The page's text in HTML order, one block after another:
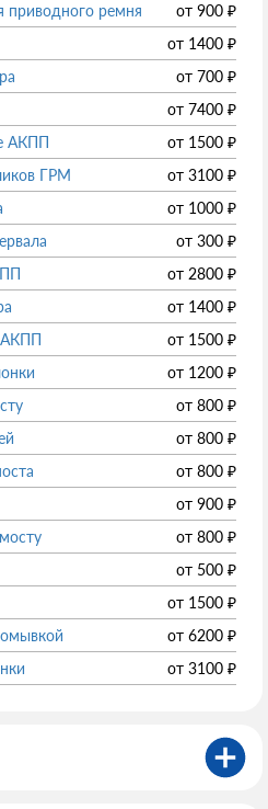
приводного ремня
от 900 ₽
от 1400 ₽
от 700 ₽
от 7400 ₽
АКПП
от 1500 ₽
ГРМ
от 3100 ₽
от 1000 ₽
от 300 ₽
от 2800 ₽
от 1400 ₽
АКПП
от 1500 ₽
от 1200 ₽
от 800 ₽
от 800 ₽
от 800 ₽
от 900 ₽
от 800 ₽
от 500 ₽
от 1500 ₽
от 6200 ₽
от 3100 ₽